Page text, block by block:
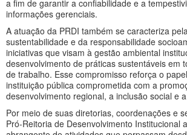
a fim de garantir a confiabilidade e a
informações gerenciais.
A atuação da PRDI também se caracteriza
sustentabilidade e da responsabilidade
iniciativas que visam à gestão ambiental
desenvolvimento de práticas sustentáveis em
de trabalho. Esse compromisso reforça o
instituição pública comprometida com a
desenvolvimento regional, a inclusão social e
Por meio de suas diretorias, coordenações e
Pró-Reitoria de Desenvolvimento Institucional